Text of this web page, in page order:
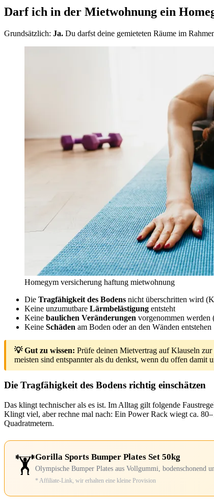
Darf ich in der Mietwohnung ein
Grundsätzlich: Ja. Du darfst deine gemieteten Räume im
Homegym versicherung haftung mietwohnung
Die Tragfähigkeit des Bodens nicht überschritten wird
Keine unzumutbare Lärmbelästigung entsteht
Keine baulichen Veränderungen vorgenommen werden
Keine Schäden am Boden oder an den Wänden entstehen
💡 Gut zu wissen: Prüfe deinen Mietvertrag auf Klauseln
meisten sind entspannter als du denkst, wenn du offen damit
Die Tragfähigkeit des Bodens richtig einschätzen
Das klingt technischer als es ist. Im Alltag gilt folgende
Klingt viel, aber rechne mal nach: Ein Power Rack wiegt ca.
Quadratmetern.
🏋️Gorilla Sports Bumper Plates Set 50kg
Olympische Bumper Plates aus Vollgummi, bodenschonend
* Affiliate-Link, wir erhalten eine kleine Provision